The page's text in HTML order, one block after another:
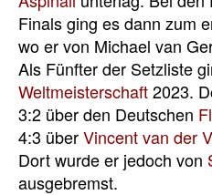
Finals ging es dann zum
wo er von Michael van
Als Fünfter der Setzliste
Weltmeisterschaft2023.
3:2 über den Deutschen
4:3 überVincent van der
Dort wurde er jedoch von
ausgebremst.